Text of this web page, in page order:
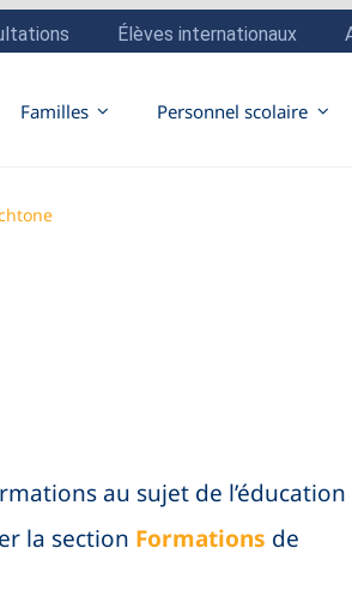
Familles Personnel scolaire
au sujet de l’éducation
la section Formations de